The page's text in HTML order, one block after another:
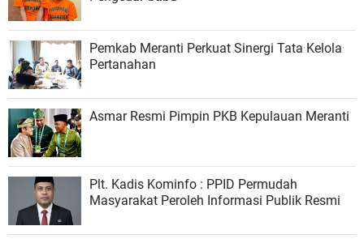
Pemkab Meranti Perkuat Sinergi Tata Kelola
Pertanahan
Asmar Resmi Pimpin PKB Kepulauan Meranti
Plt. Kadis Kominfo : PPID Permudah
Masyarakat Peroleh Informasi Publik Resmi